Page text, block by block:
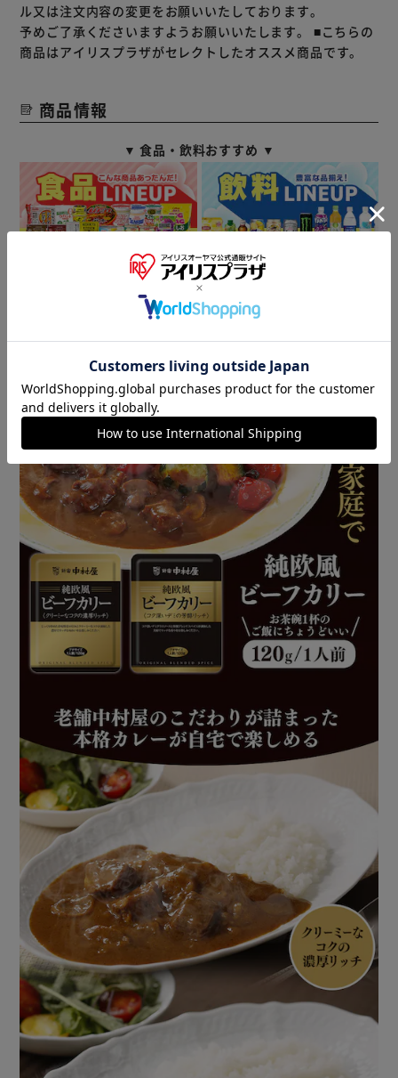
ル又は注文内容の変更をお願いいたしております。
予めご了承くださいますようお願いいたします。 ■こちらの
商品はアイリスプラザがセレクトしたオススメ商品です。
商品情報
▼ 食品・飲料おすすめ ▼